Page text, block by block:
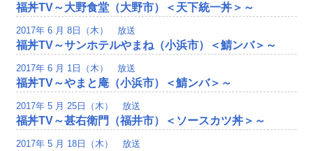
福丼TV～大野食堂（大野市）＜天下統一丼＞～
2017年 6 月 8日（木） 放送
福丼TV～サンホテルやまね（小浜市）＜鯖ンバ＞～
2017年 6 月 1日（木） 放送
福丼TV～やまと庵（小浜市）＜鯖ンバ＞～
2017年 5 月 25日（木） 放送
福丼TV～甚右衛門（福井市）＜ソースカツ丼＞～
2017年 5 月 18日（木） 放送